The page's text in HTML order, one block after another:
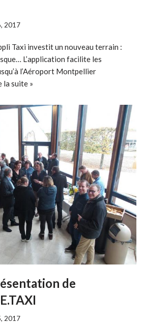
2017
Taxi investit un nouveau terrain :
L’application facilite les
l’Aéroport Montpellier
la suite »
de
2017